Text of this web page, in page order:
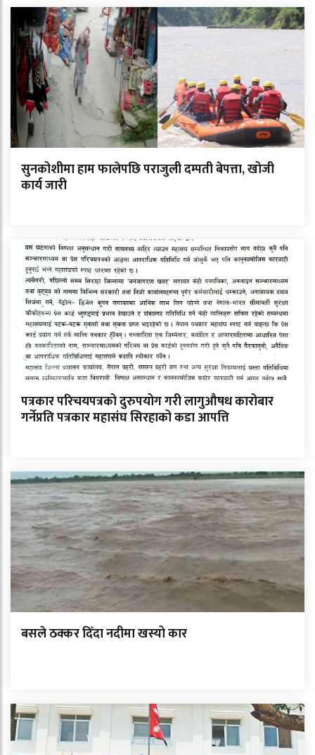
सुनकोशीमा हाम फालेपछि पराजुली दम्पती बेपत्ता, खोजी
कार्य जारी
पत्रकार परिचयपत्रको दुरुपयोग गरी लागुऔषध कारोबार
गर्नेप्रति पत्रकार महासंघ सिरहाको कडा आपत्ति
बसले ठक्कर दिँदा नदीमा खस्यो कार